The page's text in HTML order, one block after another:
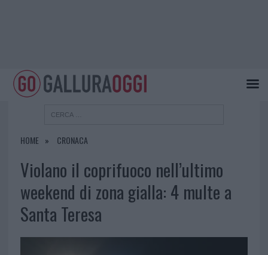
HOME CRONACA
Violano il coprifuoco nell’ultimo
weekend di zona gialla: 4 multe a
Santa Teresa